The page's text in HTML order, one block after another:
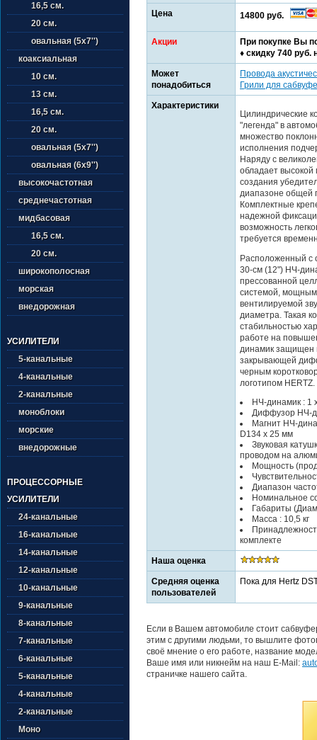
16,5 см.
20 см.
овальная (5х7'')
коаксиальная
10 см.
13 см.
16,5 см.
20 см.
овальная (5х7'')
овальная (6х9'')
высокочастотная
среднечастотная
мидбасовая
16,5 см.
20 см.
широкополосная
морская
внедорожная
УСИЛИТЕЛИ
5-канальные
4-канальные
2-канальные
моноблоки
морские
внедорожные
ПРОЦЕССОРНЫЕ
УСИЛИТЕЛИ
24-канальные
16-канальные
14-канальные
12-канальные
10-канальные
9-канальные
8-канальные
7-канальные
6-канальные
5-канальные
4-канальные
2-канальные
Моно
Цена 14800 руб.
Акции
При покупке Вы
♦ cкидку 740 руб.
Может
понадобиться
Провода
Грили для
Характеристики
Цилиндрические
"легенда" в
множество
исполнения
Наряду с
обладает высокой
создания
диапазоне общей
Комплектные
надежной
возможность
требуется
Расположенный с
30-см (12") НЧ-
прессованной
системой,
вентилируемой
диаметра. Такая
стабильностью
работе на
динамик защищен
закрывающей
черным
логотипом HERTZ.
НЧ-динамик : 1
Диффузор НЧ-
Магнит НЧ-
D134 х 25 мм
Звуковая
проводом на
Мощность
Диапазон
Номинальное
Габариты
Масса : 10,5 кг
комплекте
Наша оценка
Средняя оценка
пользователей
Пока для Hertz
Если в Вашем автомобиле стоит
этим с другими людьми, то вышлите
своё мнение о его работе, название
Ваше имя или никнейм на наш E-Mail:
страничке нашего сайта.